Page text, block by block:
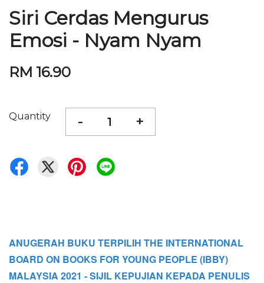
Siri Cerdas Mengurus
Emosi - Nyam Nyam
RM 16.90
Quantity - +
ANUGERAH BUKU TERPILIH THE INTERNATIONAL
BOARD ON BOOKS FOR YOUNG PEOPLE (IBBY)
MALAYSIA 2021 - SIJIL KEPUJIAN KEPADA PENULIS